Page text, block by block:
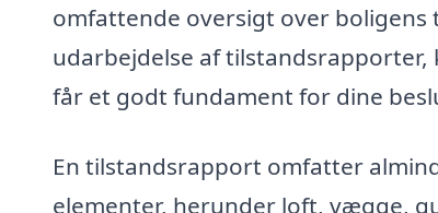
omfattende oversigt over boligens
udarbejdelse af tilstandsrapporter,
får et godt fundament for dine
En tilstandsrapport omfatter
elementer, herunder loft, vægge,